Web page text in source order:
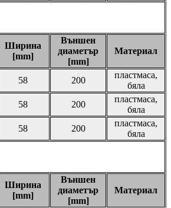
Ширина
[mm]
Външен
диаметър
[mm]
Материал
58 200
пластмаса,
бяла
58 200
пластмаса,
бяла
58 200
пластмаса,
бяла
Ширина
[mm]
Външен
диаметър
[mm]
Материал